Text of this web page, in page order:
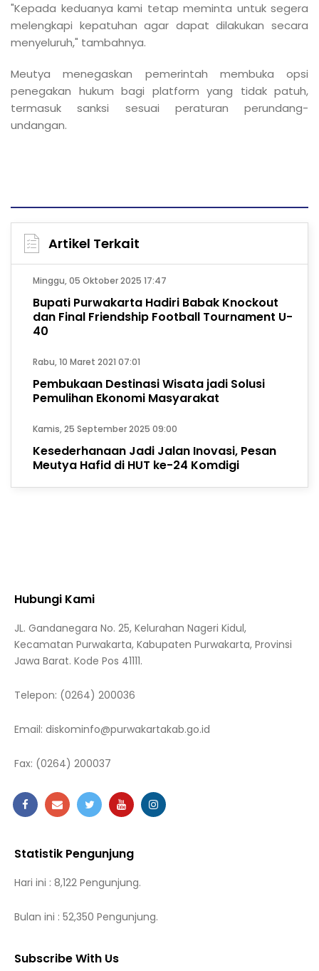
"Kepada keduanya kami tetap meminta untuk segera
melengkapi kepatuhan agar dapat dilakukan secara
menyeluruh," tambahnya.
Meutya menegaskan pemerintah membuka opsi
penegakan hukum bagi platform yang tidak patuh,
termasuk sanksi sesuai peraturan perundang-
undangan.
Artikel Terkait
Minggu, 05 Oktober 2025 17:47
Bupati Purwakarta Hadiri Babak Knockout
dan Final Friendship Football Tournament U-
40
Rabu, 10 Maret 2021 07:01
Pembukaan Destinasi Wisata jadi Solusi
Pemulihan Ekonomi Masyarakat
Kamis, 25 September 2025 09:00
Kesederhanaan Jadi Jalan Inovasi, Pesan
Meutya Hafid di HUT ke-24 Komdigi
Hubungi Kami
JL. Gandanegara No. 25, Kelurahan Nageri Kidul,
Kecamatan Purwakarta, Kabupaten Purwakarta, Provinsi
Jawa Barat. Kode Pos 41111.
Telepon: (0264) 200036
Email: diskominfo@purwakartakab.go.id
Fax: (0264) 200037
Statistik Pengunjung
Hari ini : 8,122 Pengunjung.
Bulan ini : 52,350 Pengunjung.
Subscribe With Us